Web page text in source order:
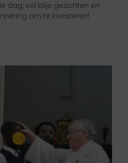
dag, vol blije gezichten en
om te koesteren!